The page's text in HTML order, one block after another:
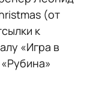
(от
к
«Игра в